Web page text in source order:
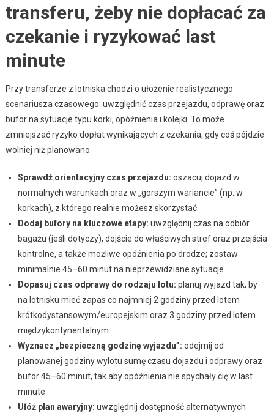
transferu, żeby nie dopłacać za
czekanie i ryzykować last
minute
Przy transferze z lotniska chodzi o ułożenie realistycznego
scenariusza czasowego: uwzględnić czas przejazdu, odprawę oraz
bufor na sytuacje typu korki, opóźnienia i kolejki. To może
zmniejszać ryzyko dopłat wynikających z czekania, gdy coś pójdzie
wolniej niż planowano.
Sprawdź orientacyjny czas przejazdu: oszacuj dojazd w
normalnych warunkach oraz w „gorszym wariancie” (np. w
korkach), z którego realnie możesz skorzystać.
Dodaj bufory na kluczowe etapy: uwzględnij czas na odbiór
bagażu (jeśli dotyczy), dojście do właściwych stref oraz przejścia
kontrolne, a także możliwe opóźnienia po drodze; zostaw
minimalnie 45–60 minut na nieprzewidziane sytuacje.
Dopasuj czas odprawy do rodzaju lotu: planuj wyjazd tak, by
na lotnisku mieć zapas co najmniej 2 godziny przed lotem
krótkodystansowym/europejskim oraz 3 godziny przed lotem
międzykontynentalnym.
Wyznacz „bezpieczną godzinę wyjazdu”: odejmij od
planowanej godziny wylotu sumę czasu dojazdu i odprawy oraz
bufor 45–60 minut, tak aby opóźnienia nie spychały cię w last
minute.
Ułóż plan awaryjny: uwzględnij dostępność alternatywnych